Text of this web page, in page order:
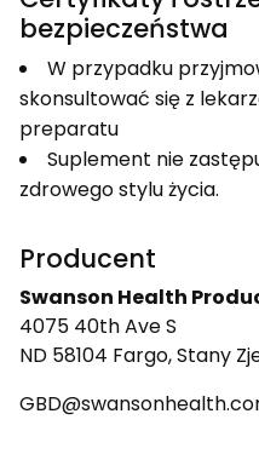
bezpieczeństwa
W przypadku
skonsultować się z
preparatu
Suplement nie
zdrowego stylu życia.
Producent
Swanson Health
4075 40th Ave S
ND 58104 Fargo, Stany